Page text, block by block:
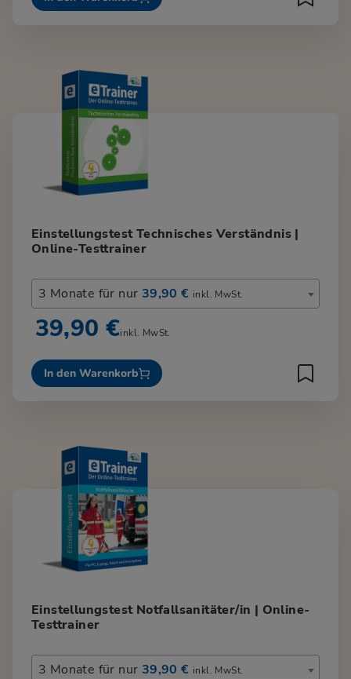
Einstellungstest Technisches Verständnis |
Online-Testtrainer
3 Monate für nur 39,90 € inkl. MwSt.
39,90 €inkl. MwSt.
In den Warenkorb
Einstellungstest Notfallsanitäter/in | Online-
Testtrainer
3 Monate für nur 39,90 € inkl. MwSt.